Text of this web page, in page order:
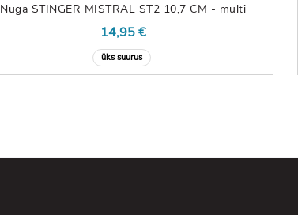
Nuga STINGER MISTRAL ST2 10,7 CM - multi
14,95 €
üks suurus